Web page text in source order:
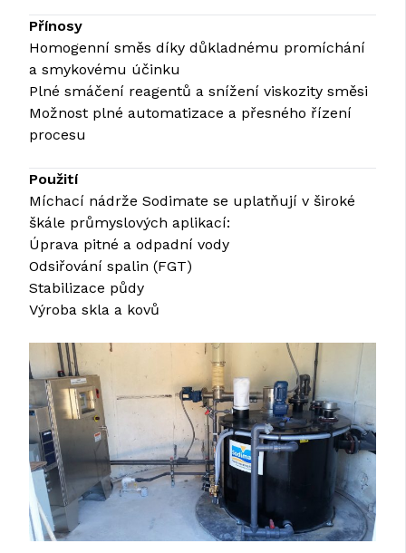
Přínosy
Homogenní směs díky důkladnému promíchání
a smykovému účinku
Plné smáčení reagentů a snížení viskozity směsi
Možnost plné automatizace a přesného řízení
procesu
Použití
Míchací nádrže Sodimate se uplatňují v široké
škále průmyslových aplikací:
Úprava pitné a odpadní vody
Odsiřování spalin (FGT)
Stabilizace půdy
Výroba skla a kovů